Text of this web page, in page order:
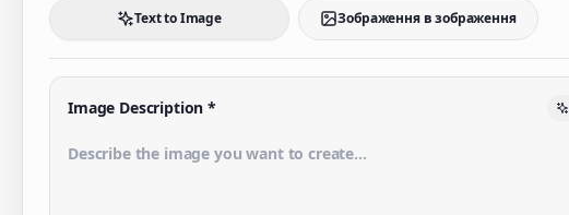
Text to Image
Зображення в зображення
Image Description *